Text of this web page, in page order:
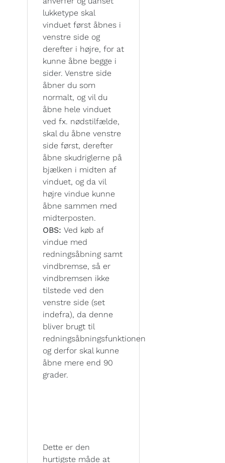
lukketype skal
vinduet først åbnes i
venstre side og
derefter i højre, for at
kunne åbne begge i
sider. Venstre side
åbner du som
normalt, og vil du
åbne hele vinduet
ved fx. nødstilfælde,
skal du åbne venstre
side først, derefter
åbne skudriglerne på
bjælken i midten af
vinduet, og da vil
højre vindue kunne
åbne sammen med
midterposten.
OBS: Ved køb af
vindue med
redningsåbning samt
vindbremse, så er
vindbremsen ikke
tilstede ved den
venstre side (set
indefra), da denne
bliver brugt til
redningsåbningsfunktionen
og derfor skal kunne
åbne mere end 90
grader.
Dette er den
hurtigste måde at